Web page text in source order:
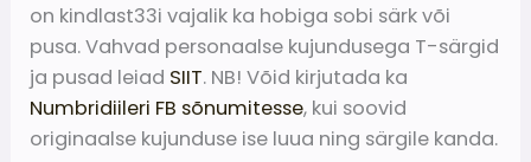
on kindlast33i vajalik ka hobiga sobi särk või
pusa. Vahvad personaalse kujundusega T-särgid
ja pusad leiad SIIT. NB! Võid kirjutada ka
Numbridiileri FB sõnumitesse, kui soovid
originaalse kujunduse ise luua ning särgile kanda.